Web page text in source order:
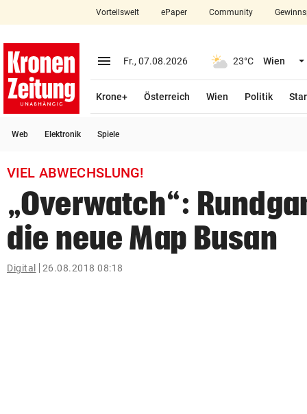
closeSchließen
account_circle Anmelden
arrow_right
bookmark
search
Suchbegriff
eingeben
Vorteilswelt ePaper Community
menu Menü aufklappen
Fr., 07.08.2026 23°C Wien
Krone+ Österreich Wien Politik
Web Elektronik Spiele
VIEL ABWECHSLUNG!
„Overwatch“:
die neue Map Busan
Digital 26.08.2018 08:18